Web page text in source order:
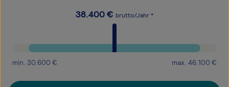
38.400€ brutto/Jahr *
min. 30.600 € max. 46.100 €